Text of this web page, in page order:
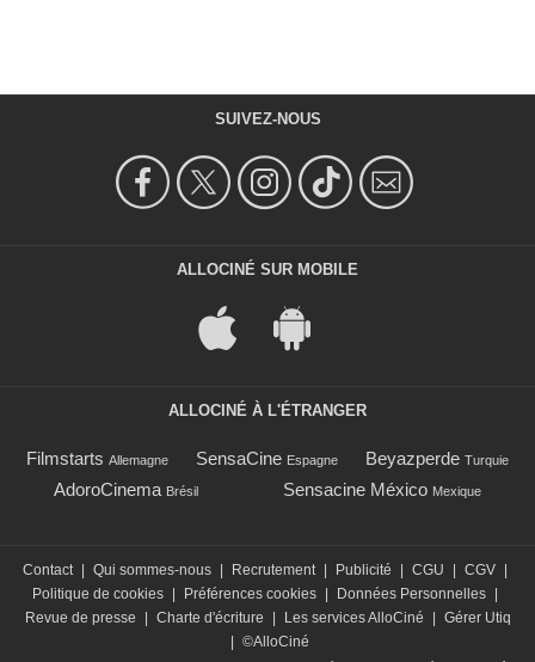
SUIVEZ-NOUS
ALLOCINÉ SUR MOBILE
ALLOCINÉ À L'ÉTRANGER
Filmstarts Allemagne SensaCine Espagne Beyazperde Turquie
AdoroCinema Brésil Sensacine México Mexique
Contact Qui sommes-nous Recrutement Publicité CGU CGV
Politique de cookies
Préférences cookies Données Personnelles
Revue de presse
Charte d'écriture Les services AlloCiné
Gérer Utiq
©AlloCiné